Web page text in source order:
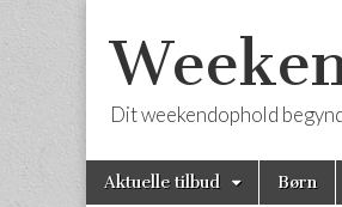
Dit weekendophold
Main menu
Skip to content
Aktuelle tilbud Børn